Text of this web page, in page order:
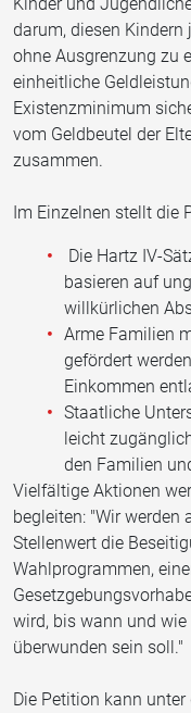
darum, diesen Kindern
ohne Ausgrenzung zu
einheitliche
Existenzminimum
vom Geldbeutel der
zusammen.
Im Einzelnen stellt die
Die Hartz IV-
basieren auf
willkürlichen
Arme Familien
gefördert
Einkommen
Staatliche
leicht
den Familien
Vielfältige Aktionen
begleiten: "Wir werden
Stellenwert die
Wahlprogrammen,
wird, bis wann und
überwunden sein soll."
Die Petition kann